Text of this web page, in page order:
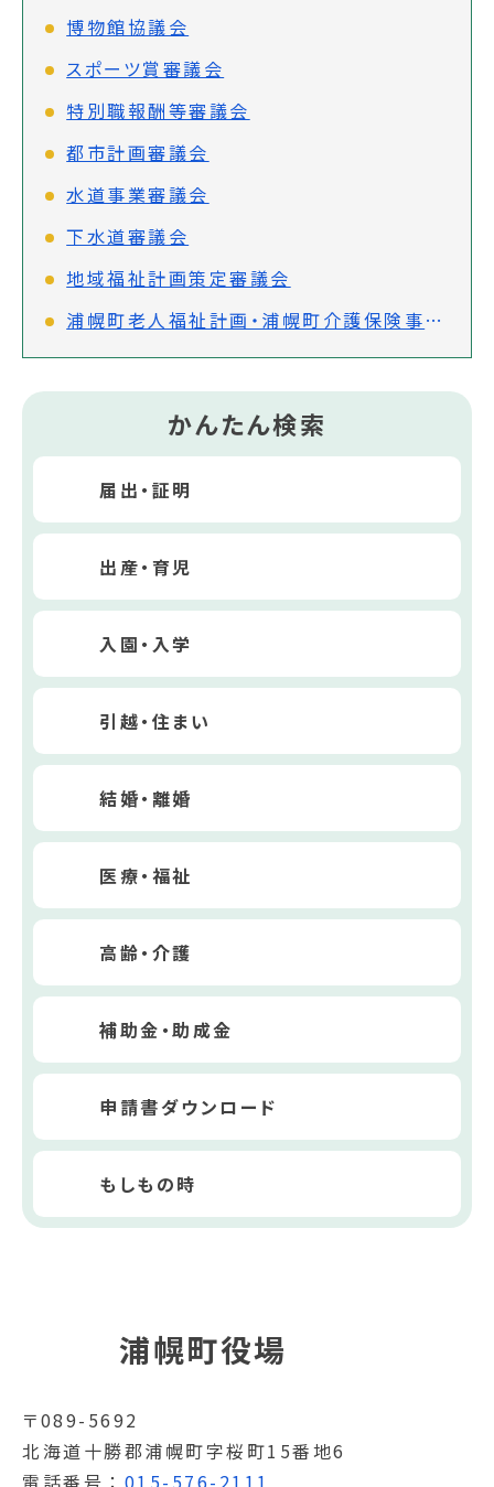
博物館協議会
スポーツ賞審議会
特別職報酬等審議会
都市計画審議会
水道事業審議会
下水道審議会
地域福祉計画策定審議会
浦幌町老人福祉計画・浦幌町介護保険事業計画(第9期)策定審議会
かんたん検索
届出・証明
出産・育児
入園・入学
引越・住まい
結婚・離婚
医療・福祉
高齢・介護
補助金・助成金
申請書ダウンロード
もしもの時
浦幌町役場
〒089-5692
北海道十勝郡浦幌町字桜町15番地6